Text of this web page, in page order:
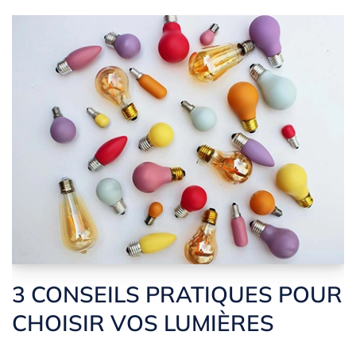
3 CONSEILS PRATIQUES POUR
CHOISIR VOS LUMIÈRES